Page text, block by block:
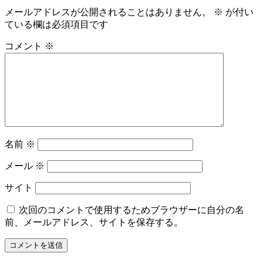
メールアドレスが公開されることはありません。 ※ が付い
ている欄は必須項目です
コメント ※
名前 ※
メール ※
サイト
次回のコメントで使用するためブラウザーに自分の名
前、メールアドレス、サイトを保存する。